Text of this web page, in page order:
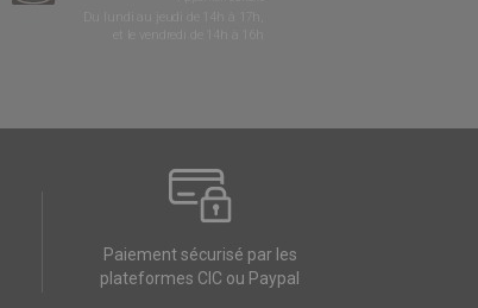
Paiement sécurisé par les
plateformes CIC ou Paypal